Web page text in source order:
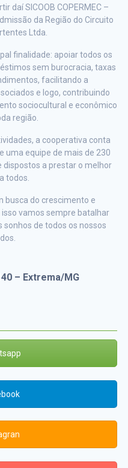
daí SICOOB COPERMEC –
da Região do Circuito
Ltda.
finalidade: apoiar todos os
sem burocracia, taxas
facilitando a
e logo, contribuindo
sociocultural e econômico
região.
a cooperativa conta
uma equipe de mais de 230
dispostos a prestar o melhor
todos.
busca do crescimento e
vamos sempre batalhar
sonhos de todos os nossos
– Extrema/MG